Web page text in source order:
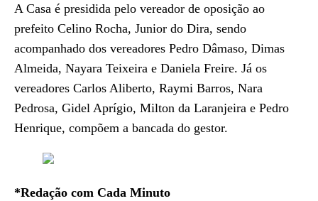
A Casa é presidida pelo vereador de oposição ao
prefeito Celino Rocha, Junior do Dira, sendo
acompanhado dos vereadores Pedro Dâmaso, Dimas
Almeida, Nayara Teixeira e Daniela Freire. Já os
vereadores Carlos Aliberto, Raymi Barros, Nara
Pedrosa, Gidel Aprígio, Milton da Laranjeira e Pedro
Henrique, compõem a bancada do gestor.
*Redação com Cada Minuto